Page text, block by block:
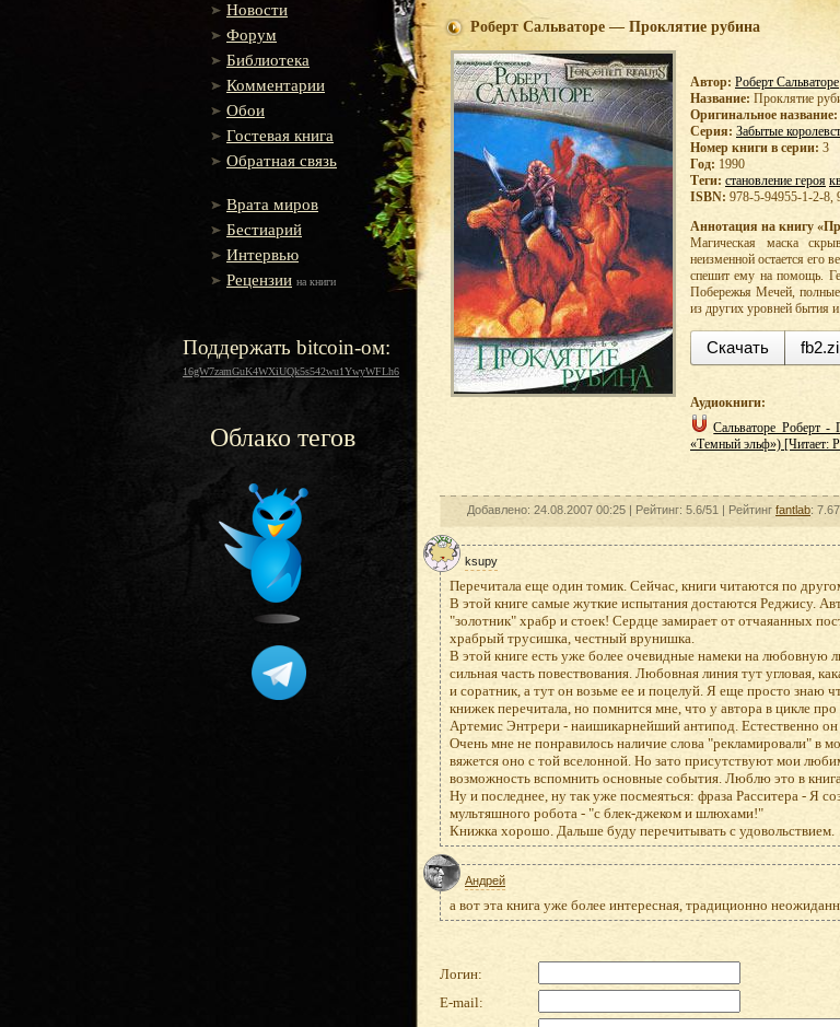
Новости
Форум
Библиотека
Комментарии
Обои
Гостевая книга
Обратная связь
Врата миров
Бестиарий
Интервью
Рецензии на книги
Поддержать bitcoin-ом:
16gW7zamGuK4WXiUQk5s542wu1YwyWFLh6
Облако тегов
Роберт Сальваторе — Проклятие рубина
Автор: Роберт Сальваторе
Название: Проклятие
Оригинальное название:
Серия: Забытые
Номер книги в серии: 3
Год: 1990
Теги: становление героя
ISBN: 978-5-94955-1-2-8,
Аннотация на книгу
Магическая маска
неизменной остается его
спешит ему на помощь.
Побережья Мечей,
из других уровней бытия
Скачать
Аудиокниги:
Сальваторе Роберт -
«Темный эльф») [Читает:
Добавлено: 24.08.2007 00:25 | Рейтинг: 5.6/51 | Рейтинг fantlab:
ksupy
Перечитала еще один томик. Сейчас, книги читаются по
В этой книге самые жуткие испытания достаются Реджису.
"золотник" храбр и стоек! Сердце замирает от отчаяанных
храбрый трусишка, честный врунишка.
В этой книге есть уже более очевидные намеки на любовную
сильная часть повествования. Любовная линия тут угловая,
и соратник, а тут он возьме ее и поцелуй. Я еще просто знаю
книжек перечитала, но помнится мне, что у автора в цикле
Артемис Энтрери - наишикарнейший антипод. Естественно он
Очень мне не понравилось наличие слова "рекламировали" в
вяжется оно с той вселонной. Но зато присутствуют мои
возможность вспомнить основные события. Люблю это в
Ну и последнее, ну так уже посмеяться: фраза Расситера - Я
мультяшного робота - "с блек-джеком и шлюхами!"
Книжка хорошо. Дальше буду перечитывать с удовольствием.
Андрей
а вот эта книга уже более интересная, традиционно
Логин:
E-mail: